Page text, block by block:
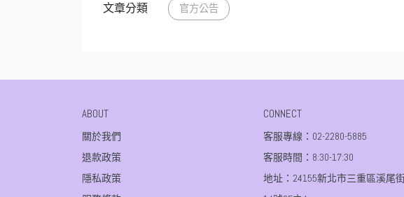
文章分類 官方公告
ABOUT
關於我們
退款政策
隱私政策
CONNECT
客服專線：02-2280-5885
客服時間：8:30-17:30
地址：24155新北市三重區溪尾